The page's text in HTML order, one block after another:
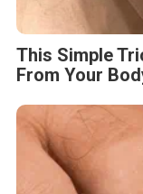
This Simple
From Your